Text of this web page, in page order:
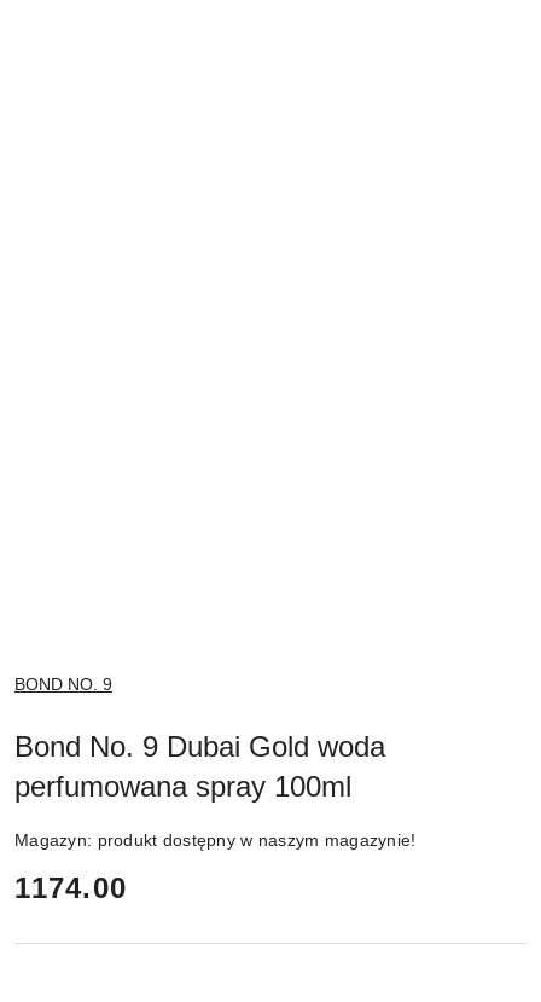
NAZWA
PRODUCENTA:
BOND NO. 9
Bond No. 9 Dubai Gold woda
perfumowana spray 100ml
Magazyn: produkt dostępny w naszym magazynie!
cena:
1174.00